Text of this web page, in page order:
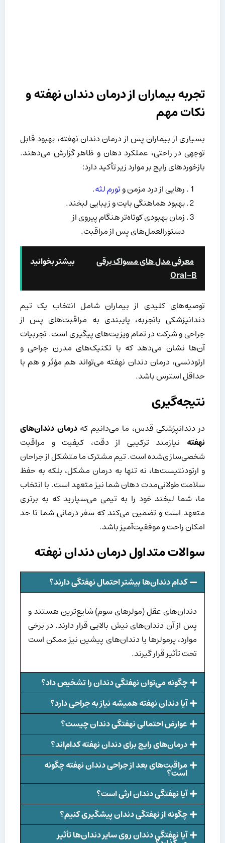
تجربه بیماران از درمان دندان نهفته و
نکات مهم
بسیاری از بیماران پس از درمان دندان نهفته، بهبود قابل
توجهی در راحتی، عملکرد دهان و ظاهر گزارش می‌دهند.
بازخوردهای رایج بر موارد زیر تأکید دارد:
رهایی از درد مزمن وتورم لثه.
بهبود هماهنگی بایت و زیبایی لبخند.
زمان بهبودی کوتاه‌تر هنگام پیروی از
دستورالعمل‌های پس از مراقبت.
بیشتر بخوانید
معرفی مدل های مسواک برقی
Oral-B
توصیه‌های کلیدی از بیماران شامل انتخاب یک تیم
دندانپزشکی باتجربه، پایبندی به مراقبت‌های پس از
جراحی و شرکت در تمام ویزیت‌های پیگیری است. تجربیات
آن‌ها نشان می‌دهد که با تکنیک‌های مدرن جراحی و
ارتودنسی، درمان دندان نهفته می‌تواند هم مؤثر و هم با
حداقل استرس باشد.
نتیجه‌گیری
در دندانپزشکی قدس، ما می‌دانیم کهدرمان دندان‌های
نهفته نیازمند ترکیبی از دقت، کیفیت و مراقبت
شخصی‌سازی‌شده است. تیم مشترک ما متشکل از جراحان
و ارتودنتیست‌ها، نه تنها به درمان مشکل، بلکه به حفظ
سلامت طولانی‌مدت دهان شما نیز متعهد است. با انتخاب
ما، شما لبخند خود را به تیمی می‌سپارید که به برتری
متعهد است و تضمین می‌کند که سفر درمانی شما تا حد
امکان راحت و موفقیت‌آمیز باشد.
سوالات متداولدرمان دندان نهفته
کدام دندان‌ها بیشتر احتمال نهفتگی دارند؟
دندان‌های عقل (مولرهای سوم) شایع‌ترین هستند و
پس از آن دندان‌های نیش بالایی قرار دارند. در برخی
موارد، پرمولرها یا دندان‌های پیشین نیز ممکن است
تحت تأثیر قرار گیرند.
چگونه می‌توان نهفتگی دندان را تشخیص داد؟
آیا دندان نهفته همیشه نیاز به جراحی دارد؟
عوارض احتمالی نهفتگی دندان چیست؟
درمان‌های رایج برای دندان نهفته کدام‌اند؟
مراقبت‌های بعد از جراحی دندان نهفته چگونه
است؟
آیا نهفتگی دندان ارثی است؟
چگونه از نهفتگی دندان پیشگیری کنیم؟
آیا نهفتگی دندان روی سایر دندان‌ها تأثیر